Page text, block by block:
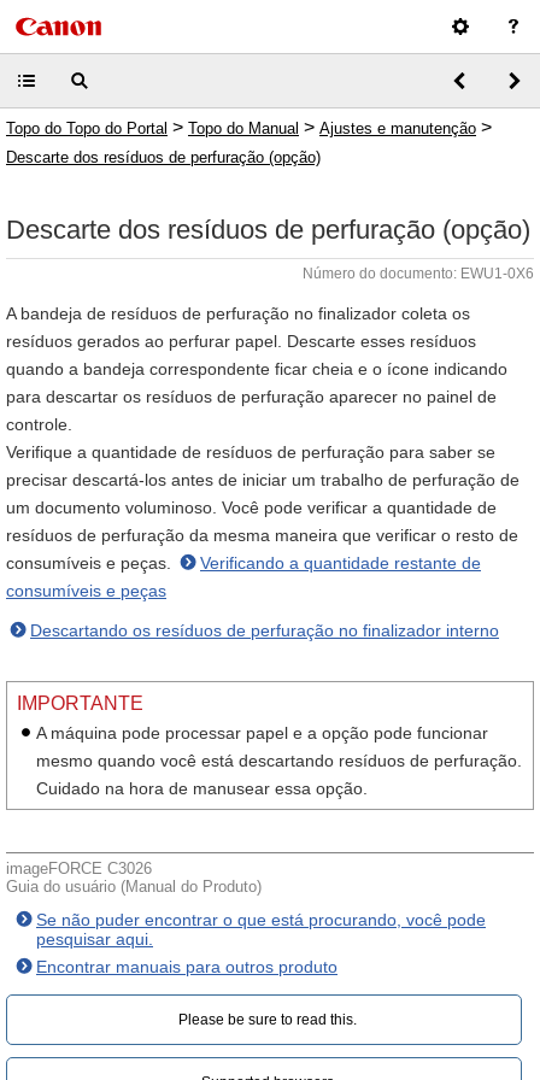
Topo do Topo do Portal > Topo do Manual > Ajustes e manutenção >
Descarte dos resíduos de perfuração (opção)
Descarte dos resíduos de perfuração (opção)
Número do documento: EWU1-0X6
A bandeja de resíduos de perfuração no finalizador coleta os
resíduos gerados ao perfurar papel. Descarte esses resíduos
quando a bandeja correspondente ficar cheia e o ícone indicando
para descartar os resíduos de perfuração aparecer no painel de
controle.
Verifique a quantidade de resíduos de perfuração para saber se
precisar descartá-los antes de iniciar um trabalho de perfuração de
um documento voluminoso. Você pode verificar a quantidade de
resíduos de perfuração da mesma maneira que verificar o resto de
consumíveis e peças.
Verificando a quantidade restante de
consumíveis e peças
Descartando os resíduos de perfuração no finalizador interno
IMPORTANTE
A máquina pode processar papel e a opção pode funcionar
mesmo quando você está descartando resíduos de perfuração.
Cuidado na hora de manusear essa opção.
imageFORCE C3026
Guia do usuário (Manual do Produto)
Se não puder encontrar o que está procurando, você pode
pesquisar aqui.
Encontrar manuais para outros produto
Please be sure to read this.‎